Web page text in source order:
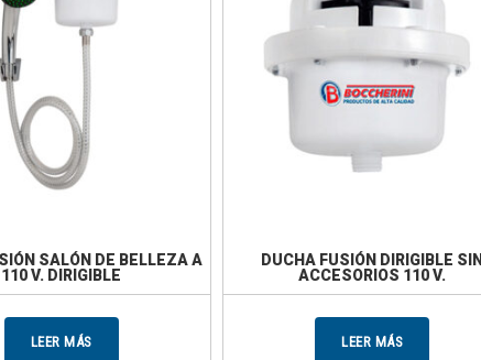
SALÓN DE BELLEZA A
110 V. DIRIGIBLE
LEER MÁS
DUCHA FUSIÓN DIRIGIBLE SIN
ACCESORIOS 110 V.
LEER MÁS